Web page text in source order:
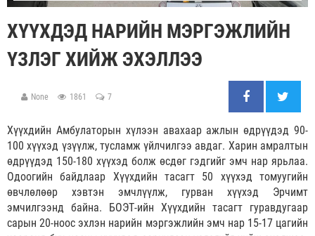
ХҮҮХДЭД НАРИЙН МЭРГЭЖЛИЙН
ҮЗЛЭГ ХИЙЖ ЭХЭЛЛЭЭ
None 1861 7
Хүүхдийн Амбулаторын хүлээн авахаар ажлын өдрүүдэд 90-
100 хүүхэд үзүүлж, тусламж үйлчилгээ авдаг. Харин амралтын
өдрүүдэд 150-180 хүүхэд болж өсдөг гэдгийг эмч нар ярьлаа.
Одоогийн байдлаар Хүүхдийн тасагт 50 хүүхэд томуугийн
өвчлөлөөр хэвтэн эмчлүүлж, гурван хүүхэд Эрчимт
эмчилгээнд байна. БОЭТ-ийн Хүүхдийн тасагт гуравдугаар
сарын 20-ноос эхлэн нарийн мэргэжлийн эмч нар 15-17 цагийн